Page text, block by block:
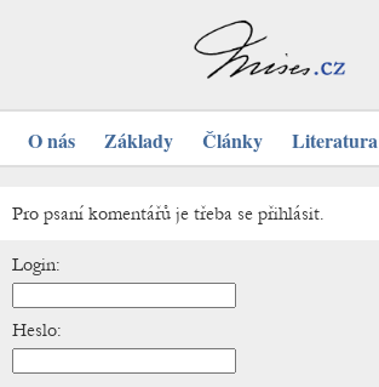
O nás Základy Články Literatura
Pro psaní komentářů je třeba se přihlásit.
Login:
Heslo: